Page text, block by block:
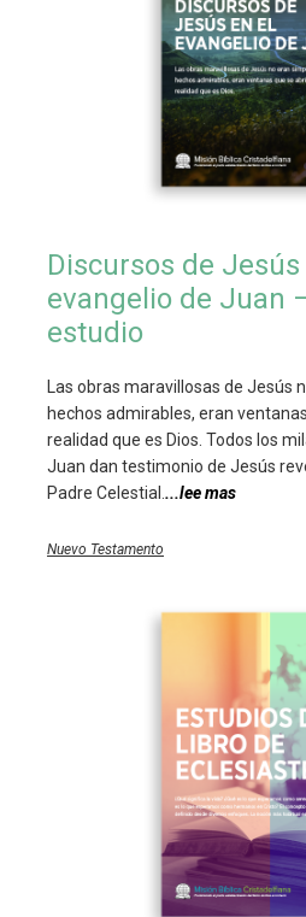
Discursos de Jesús
evangelio de Juan
estudio
Las obras maravillosas de Jesús
hechos admirables, eran
realidad que es Dios. Todos los
Juan dan testimonio de Jesús
Padre Celestial....lee mas
Nuevo Testamento